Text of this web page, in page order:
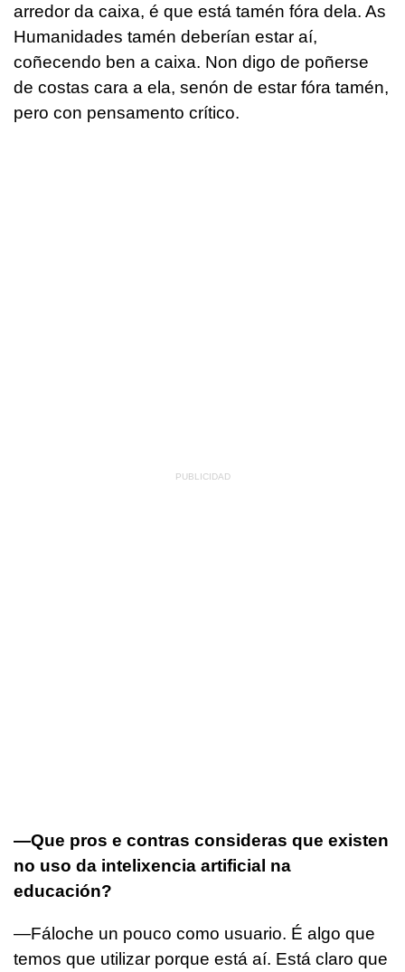
arredor da caixa, é que está tamén fóra dela. As
Humanidades tamén deberían estar aí,
coñecendo ben a caixa. Non digo de poñerse
de costas cara a ela, senón de estar fóra tamén,
pero con pensamento crítico.
—Que pros e contras consideras que existen
no uso da intelixencia artificial na
educación?
—Fáloche un pouco como usuario. É algo que
temos que utilizar porque está aí. Está claro que